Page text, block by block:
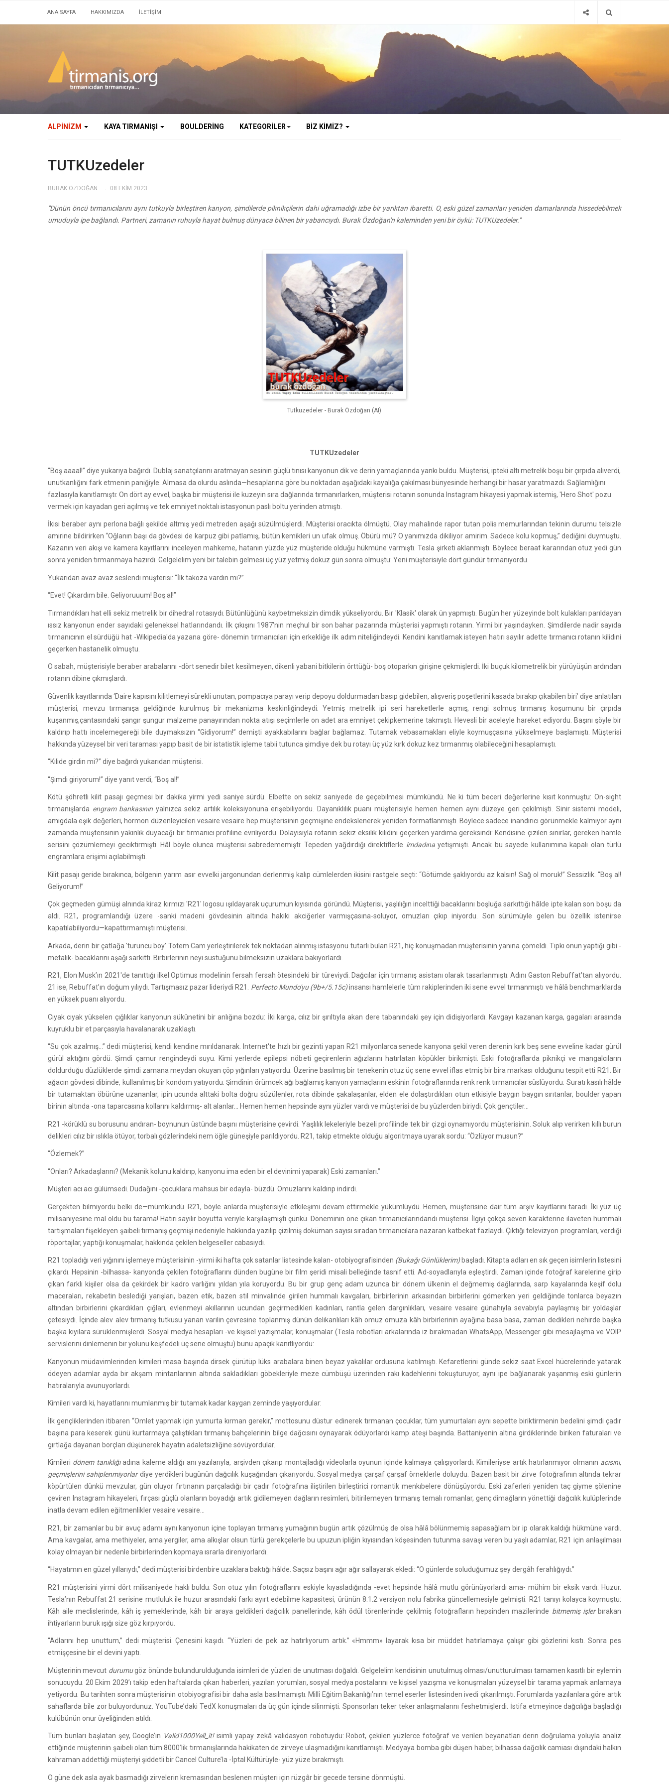
ANA SAYFA HAKKIMIZDA İLETİŞİM
ALPINIZM KAYA TIRMANIŞI BOULDERING KATEGORILER BIZ KIMIZ?
TUTKUzedeler
BURAK ÖZDOĞAN 08 EKIM 2023
"Dünün öncü tırmanıcılarını aynı tutkuyla birleştiren kanyon, şimdilerde piknikçilerin dahi uğramadığı izbe bir yarıktan ibaretti. O, eski güzel zamanları yeniden damarlarında hissedebilmek
umuduyla ipe bağlandı. Partneri, zamanın ruhuyla hayat bulmuş dünyaca bilinen bir yabancıydı. Burak Özdoğan'n kaleminden yeni bir öykü: TUTKUzedeler."
Tutkuzedeler - Burak Özdoğan (AI)
TUTKUzedeler
“Boş aaaal!” diye yukarıya bağırdı. Dublaj sanatçılarını aratmayan sesinin güçlü tınısı kanyonun dik ve derin yamaçlarında yankı buldu. Müşterisi, ipteki altı metrelik boşu bir çırpıda alıverdi,
unutkanlığını fark etmenin paniğiyle. Almasa da olurdu aslında—hesaplarına göre bu noktadan aşağıdaki kayalığa çakılması bünyesinde herhangi bir hasar yaratmazdı. Sağlamlığını
fazlasıyla kanıtlamıştı: On dört ay evvel, başka bir müşterisi ile kuzeyin sıra dağlarında tırmanırlarken, müşterisi rotanın sonunda Instagram hikayesi yapmak istemiş, 'Hero Shot' pozu
vermek için kayadan geri açılmış ve tek emniyet noktalı istasyonun paslı boltu yerinden atmıştı.
İkisi beraber aynı perlona bağlı şekilde altmış yedi metreden aşağı süzülmüşlerdi. Müşterisi oracıkta ölmüştü. Olay mahalinde rapor tutan polis memurlarından tekinin durumu telsizle
amirine bildirirken “Oğlanın başı da gövdesi de karpuz gibi patlamış, bütün kemikleri un ufak olmuş. Öbürü mü? O yanımızda dikiliyor amirim. Sadece kolu kopmuş,” dediğini duymuştu.
Kazanın veri akışı ve kamera kayıtlarını inceleyen mahkeme, hatanın yüzde yüz müşteride olduğu hükmüne varmıştı. Tesla şirketi aklanmıştı. Böylece beraat kararından otuz yedi gün
sonra yeniden tırmanmaya hazırdı. Gelgelelim yeni bir talebin gelmesi üç yüz yetmiş dokuz gün sonra olmuştu: Yeni müşterisiyle dört gündür tırmanıyordu.
Yukarıdan avaz avaz seslendi müşterisi: “İlk takoza vardın mı?”
“Evet! Çıkardım bile. Geliyoruuum! Boş al!”
Tırmandıkları hat elli sekiz metrelik bir dihedral rotasıydı. Bütünlüğünü kaybetmeksizin dimdik yükseliyordu. Bir 'Klasik' olarak ün yapmıştı. Bugün her yüzeyinde bolt kulakları parıldayan
ıssız kanyonun ender sayıdaki geleneksel hatlarındandı. İlk çıkışını 1987'nin meçhul bir son bahar pazarında müşterisi yapmıştı rotanın. Yirmi bir yaşındayken. Şimdilerde nadir sayıda
tırmanıcının el sürdüğü hat -Wikipedia'da yazana göre- dönemin tırmanıcıları için erkekliğe ilk adım niteliğindeydi. Kendini kanıtlamak isteyen hatırı sayılır adette tırmanıcı rotanın kilidini
geçerken hastanelik olmuştu.
O sabah, müşterisiyle beraber arabalarını -dört senedir bilet kesilmeyen, dikenli yabani bitkilerin örttüğü- boş otoparkın girişine çekmişlerdi. İki buçuk kilometrelik bir yürüyüşün ardından
rotanın dibine çıkmışlardı.
Güvenlik kayıtlarında ‘Daire kapısını kilitlemeyi sürekli unutan, pompacıya parayı verip depoyu doldurmadan basıp gidebilen, alışveriş poşetlerini kasada bırakıp çıkabilen biri’ diye anlatılan
müşterisi, mevzu tırmanışa geldiğinde kurulmuş bir mekanizma keskinliğindeydi: Yetmiş metrelik ipi seri hareketlerle açmış, rengi solmuş tırmanış koşumunu bir çırpıda
kuşanmış,çantasındaki şangır şungur malzeme panayırından nokta atışı seçimlerle on adet ara emniyet çekipkemerine takmıştı. Hevesli bir aceleyle hareket ediyordu. Başını şöyle bir
kaldırıp hattı incelemegereği bile duymaksızın “Gidiyorum!” demişti ayakkabılarını bağlar bağlamaz. Tutamak vebasamakları eliyle koymuşçasına yükselmeye başlamıştı. Müşterisi
hakkında yüzeysel bir veri taraması yapıp basit de bir istatistik işleme tabii tutunca şimdiye dek bu rotayı üç yüz kırk dokuz kez tırmanmış olabileceğini hesaplamıştı.
“Kilide girdin mi?” diye bağırdı yukarıdan müşterisi.
“Şimdi giriyorum!” diye yanıt verdi, “Boş al!”
Kötü şöhretli kilit pasajı geçmesi bir dakika yirmi yedi saniye sürdü. Elbette on sekiz saniyede de geçebilmesi mümkündü. Ne ki tüm beceri değerlerine kısıt konmuştu: On-sight
tırmanışlarda engram bankasının yalnızca sekiz artılık koleksiyonuna erişebiliyordu. Dayanıklılık puanı müşterisiyle hemen hemen aynı düzeye geri çekilmişti. Sinir sistemi modeli,
amigdala eşik değerleri, hormon düzenleyicileri vesaire vesaire hep müşterisinin geçmişine endekslenerek yeniden formatlanmıştı. Böylece sadece inandırıcı görünmekle kalmıyor aynı
zamanda müşterisinin yakınlık duyacağı bir tırmanıcı profiline evriliyordu. Dolayısıyla rotanın sekiz eksilik kilidini geçerken yardıma gereksindi: Kendisine çizilen sınırlar, gereken hamle
serisini çözümlemeyi geciktirmişti. Hâl böyle olunca müşterisi sabredememişti: Tepeden yağdırdığı direktiflerle imdadınayetişmişti. Ancak bu sayede kullanımına kapalı olan türlü
engramlara erişimi açılabilmişti.
Kilit pasajı geride bırakınca, bölgenin yarım asır evvelki jargonundan derlenmiş kalıp cümlelerden ikisini rastgele seçti: “Götümde şaklıyordu az kalsın! Sağ ol moruk!” Sessizlik. “Boş al!
Geliyorum!”
Çok geçmeden gümüşi alnında kiraz kırmızı 'R21' logosu ışıldayarak uçurumun kıyısında göründü. Müşterisi, yaşlılığın incelttiği bacaklarını boşluğa sarkıttığı hâlde ipte kalan son boşu da
aldı. R21, programlandığı üzere -sanki madeni gövdesinin altında hakiki akciğerler varmışçasına-soluyor, omuzları çıkıp iniyordu. Son sürümüyle gelen bu özellik istenirse
kapatılabiliyordu—kapattırmamıştı müşterisi.
Arkada, derin bir çatlağa 'turuncu boy' Totem Cam yerleştirilerek tek noktadan alınmış istasyonu tutarlı bulan R21, hiç konuşmadan müşterisinin yanına çömeldi. Tıpkı onun yaptığı gibi -
metalik- bacaklarını aşağı sarkıttı. Birbirlerinin neyi sustuğunu bilmeksizin uzaklara bakıyorlardı.
R21, Elon Musk’ın 2021'de tanıttığı ilkel Optimus modelinin fersah fersah ötesindeki bir türeviydi. Dağcılar için tırmanış asistanı olarak tasarlanmıştı. Adını Gaston Rebuffat'tan alıyordu.
21 ise, Rebuffat’ın doğum yılıydı. Tartışmasız pazar lideriydi R21. Perfecto Mundo'yu (9b+/5.15c)insansı hamlelerle tüm rakiplerinden iki sene evvel tırmanmıştı ve hâlâ benchmarklarda
en yüksek puanı alıyordu.
Cıyak cıyak yükselen çığlıklar kanyonun sükûnetini bir anlığına bozdu: İki karga, cılız bir şırıltıyla akan dere tabanındaki şey için didişiyorlardı. Kavgayı kazanan karga, gagaları arasında
kuyruklu bir et parçasıyla havalanarak uzaklaştı.
“Su çok azalmış...” dedi müşterisi, kendi kendine mırıldanarak. Internet'te hızlı bir gezinti yapan R21 milyonlarca senede kanyona şekil veren derenin kırk beş sene evveline kadar gürül
gürül aktığını gördü. Şimdi çamur rengindeydi suyu. Kimi yerlerde epilepsi nöbeti geçirenlerin ağızlarını hatırlatan köpükler birikmişti. Eski fotoğraflarda piknikçi ve mangalcıların
doldurduğu düzlüklerde şimdi zamana meydan okuyan çöp yığınları yatıyordu. Üzerine basılmış bir tenekenin otuz üç sene evvel iflas etmiş bir bira markası olduğunu tespit etti R21. Bir
ağacın gövdesi dibinde, kullanılmış bir kondom yatıyordu. Şimdinin örümcek ağı bağlamış kanyon yamaçlarını eskinin fotoğraflarında renk renk tırmanıcılar süslüyordu: Suratı kasılı hâlde
bir tutamaktan öbürüne uzananlar, ipin ucunda alttaki bolta doğru süzülenler, rota dibinde şakalaşanlar, elden ele dolaştırdıkları otun etkisiyle baygın baygın sırıtanlar, boulder yapan
birinin altında -ona taparcasına kollarını kaldırmış- alt alanlar... Hemen hemen hepsinde aynı yüzler vardı ve müşterisi de bu yüzlerden biriydi. Çok gençtiler...
R21 -körüklü su borusunu andıran- boynunun üstünde başını müşterisine çevirdi. Yaşlılık lekeleriyle bezeli profilinde tek bir çizgi oynamıyordu müşterisinin. Soluk alıp verirken kıllı burun
delikleri cılız bir ıslıkla ötüyor, torbalı gözlerindeki nem öğle güneşiyle parıldıyordu. R21, takip etmekte olduğu algoritmaya uyarak sordu: “Özlüyor musun?”
“Özlemek?”
“Onları? Arkadaşlarını? (Mekanik kolunu kaldırıp, kanyonu ima eden bir el devinimi yaparak) Eski zamanları.”
Müşteri acı acı gülümsedi. Dudağını -çocuklara mahsus bir edayla- büzdü. Omuzlarını kaldırıp indirdi.
Gerçekten bilmiyordu belki de—mümkündü. R21, böyle anlarda müşterisiyle etkileşimi devam ettirmekle yükümlüydü. Hemen, müşterisine dair tüm arşiv kayıtlarını taradı. İki yüz üç
milisaniyesine mal oldu bu tarama! Hatırı sayılır boyutta veriyle karşılaşmıştı çünkü. Döneminin öne çıkan tırmanıcılarındandı müşterisi. İlgiyi çokça seven karakterine ilaveten hummalı
tartışmaları fişekleyen şaibeli tırmanış geçmişi nedeniyle hakkında yazılıp çizilmiş doküman sayısı sıradan tırmanıcılara nazaran katbekat fazlaydı. Çıktığı televizyon programları, verdiği
röportajlar, yaptığı konuşmalar, hakkında çekilen belgeseller cabasıydı.
R21 topladığı veri yığınını işlemeye müşterisinin -yirmi iki hafta çok satanlar listesinde kalan- otobiyografisinden (Bukağı Günlüklerim)başladı. Kitapta adları en sık geçen isimlerin listesini
çıkardı. Hepsinin -bilhassa- kanyonda çekilen fotoğraflarını dünden bugüne bir film şeridi misali belleğinde tasnif etti. Ad-soyadlarıyla eşleştirdi. Zaman içinde fotoğraf karelerine girip
çıkan farklı kişiler olsa da çekirdek bir kadro varlığını yıldan yıla koruyordu. Bu bir grup genç adam uzunca bir dönem ülkenin el değmemiş dağlarında, sarp kayalarında keşif dolu
maceraları, rekabetin beslediği yarışları, bazen etik, bazen stil minvalinde girilen hummalı kavgaları, birbirlerinin arkasından birbirlerini gömerken yeri geldiğinde tonlarca beyazın
altından birbirlerini çıkardıkları çığları, evlenmeyi akıllarının ucundan geçirmedikleri kadınları, rantla gelen dargınlıkları, vesaire vesaire günahıyla sevabıyla paylaşmış bir yoldaşlar
çetesiydi. İçinde alev alev tırmanış tutkusu yanan varilin çevresine toplanmış dünün delikanlıları kâh omuz omuza kâh birbirlerinin ayağına basa basa, zaman dedikleri nehirde başka
başka kıyılara sürüklenmişlerdi. Sosyal medya hesapları -ve kişisel yazışmalar, konuşmalar (Tesla robotları arkalarında iz bırakmadan WhatsApp, Messenger gibi mesajlaşma ve VOIP
servislerini dinlemenin bir yolunu keşfedeli üç sene olmuştu) bunu apaçık kanıtlıyordu:
Kanyonun müdavimlerinden kimileri masa başında dirsek çürütüp lüks arabalara binen beyaz yakalılar ordusuna katılmıştı. Kefaretlerini günde sekiz saat Excel hücrelerinde yatarak
ödeyen adamlar ayda bir akşam mintanlarının altında sakladıkları göbekleriyle meze cümbüşü üzerinden rakı kadehlerini tokuşturuyor, aynı ipe bağlanarak yaşanmış eski günlerin
hatıralarıyla avunuyorlardı.
Kimileri vardı ki, hayatlarını mumlanmış bir tutamak kadar kaygan zeminde yaşıyordular:
İlk gençliklerinden itibaren “Omlet yapmak için yumurta kırman gerekir,” mottosunu düstur edinerek tırmanan çocuklar, tüm yumurtaları aynı sepette biriktirmenin bedelini şimdi çadır
başına para keserek günü kurtarmaya çalıştıkları tırmanış bahçelerinin bilge dağcısını oynayarak ödüyorlardı kamp ateşi başında. Battaniyenin altına girdiklerinde biriken faturaları ve
gırtlağa dayanan borçları düşünerek hayatın adaletsizliğine sövüyordular.
Kimileri dönem tanıklığıadına kaleme aldığı anı yazılarıyla, arşivden çıkarıp montajladığı videolarla oyunun içinde kalmaya çalışıyorlardı. Kimileriyse artık hatırlanmıyor olmanın acısını,
geçmişlerini sahiplenmiyorlardiye yerdikleri bugünün dağcılık kuşağından çıkarıyordu. Sosyal medya çarşaf çarşaf örneklerle doluydu. Bazen basit bir zirve fotoğrafının altında tekrar
köpürtülen dünkü mevzular, gün oluyor fırtınanın parçaladığı bir çadır fotoğrafına iliştirilen birleştirici romantik menkıbelere dönüşüyordu. Eski zaferleri yeniden taç giyme şölenine
çeviren Instagram hikayeleri, fırçası güçlü olanların boyadığı artık gidilemeyen dağların resimleri, bitirilemeyen tırmanış temalı romanlar, genç dimağların yönettiği dağcılık kulüplerinde
inatla devam edilen eğitmenlikler vesaire vesaire...
R21, bir zamanlar bu bir avuç adamı aynı kanyonun içine toplayan tırmanış yumağının bugün artık çözülmüş de olsa hâlâ bölünmemiş sapasağlam bir ip olarak kaldığı hükmüne vardı.
Ama kavgalar, ama methiyeler, ama yergiler, ama alkışlar olsun türlü gerekçelerle bu upuzun ipliğin kıyısından köşesinden tutunma savaşı veren bu yaşlı adamlar, R21 için anlaşılması
kolay olmayan bir nedenle birbirlerinden kopmaya ısrarla direniyorlardı.
“Hayatımın en güzel yıllarıydı,” dedi müşterisi birdenbire uzaklara baktığı hâlde. Saçsız başını ağır ağır sallayarak ekledi: “O günlerde soluduğumuz şey dergâh ferahlığıydı.”
R21 müşterisini yirmi dört milisaniyede haklı buldu. Son otuz yılın fotoğraflarını eskiyle kıyasladığında -evet hepsinde hâlâ mutlu görünüyorlardı ama- mühim bir eksik vardı: Huzur.
Tesla’nın Rebuffat 21 serisine mutluluk ile huzur arasındaki farkı ayırt edebilme kapasitesi, ürünün 8.1.2 versiyon nolu fabrika güncellemesiyle gelmişti. R21 tanıyı kolayca koymuştu:
Kâh aile meclislerinde, kâh iş yemeklerinde, kâh bir araya geldikleri dağcılık panellerinde, kâh ödül törenlerinde çekilmiş fotoğrafların hepsinden mazilerinde bitmemiş işlerbırakan
ihtiyarların buruk ışığı size göz kırpıyordu.
“Adlarını hep unuttum,” dedi müşterisi. Çenesini kaşıdı. “Yüzleri de pek az hatırlıyorum artık.” «Hmmm» layarak kısa bir müddet hatırlamaya çalışır gibi gözlerini kıstı. Sonra pes
etmişçesine bir el devini yaptı.
Müşterinin mevcut durumugöz önünde bulundurulduğunda isimleri de yüzleri de unutması doğaldı. Gelgelelim kendisinin unutulmuş olması/unutturulması tamamen kasıtlı bir eylemin
sonucuydu. 20 Ekim 2029’ı takip eden haftalarda çıkan haberleri, yazılan yorumları, sosyal medya postalarını ve kişisel yazışma ve konuşmaları yüzeysel bir tarama yapmak anlamaya
yetiyordu. Bu tarihten sonra müşterisinin otobiyografisi bir daha asla basılmamıştı. Millî Eğitim Bakanlığı’nın temel eserler listesinden ivedi çıkarılmıştı. Forumlarda yazılanlara göre artık
sahaflarda bile zor buluyordunuz. YouTube’daki TedX konuşmaları da üç gün içinde silinmişti. Sponsorları teker teker anlaşmalarını feshetmişlerdi. İstifa etmeyince dağcılığa başladığı
kulübünün onur üyeliğinden atıldı.
Tüm bunları başlatan şey, Google’ın Valid1000Yell_it!isimli yapay zekâ validasyon robotuydu: Robot, çekilen yüzlerce fotoğraf ve verilen beyanatları derin doğrulama yoluyla analiz
ettiğinde müşterinin şaibeli olan tüm 8000’lik tırmanışlarında hakikaten de zirveye ulaşmadığını kanıtlamıştı. Medyaya bomba gibi düşen haber, bilhassa dağcılık camiası dışındaki halkın
kahraman addettiği müşteriyi şiddetli bir Cancel Culture’la -İptal Kültürüyle- yüz yüze bırakmıştı.
O güne dek asla ayak basmadığı zirvelerin kremasından beslenen müşteri için rüzgâr bir gecede tersine dönmüştü.